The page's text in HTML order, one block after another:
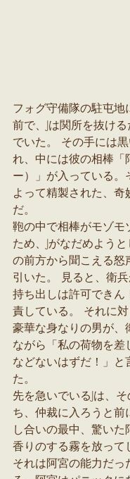
フォグ守備隊の駐屯地
前で、Jは関所を抜け
でいた。 その手には
れ、中には彼の相棒「
ー）」が入っている。
よって精製された、奇
だ。
鞄の中で相棒がモゾモ
ため、Jがなだめよう
の前方から聞こえる怒
引いた。 見ると、衛
持ち出しは許可できん
責している。 それに
豪華な身なりの男が、
ながら「私の荷物を差
などないはずだ！」と
た。
先を急いでいるJは、
ち、仲裁に入ろうと前
し合いの最中、驚いた
香りのする霧を放って
それは阿宮の能力だっ